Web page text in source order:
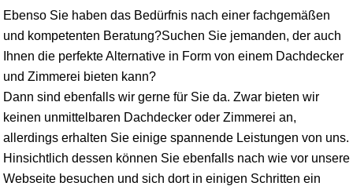
Ebenso Sie haben das Bedürfnis nach einer fachgemäßen
und kompetenten Beratung?Suchen Sie jemanden, der auch
Ihnen die perfekte Alternative in Form von einem Dachdecker
und Zimmerei bieten kann?
Dann sind ebenfalls wir gerne für Sie da. Zwar bieten wir
keinen unmittelbaren Dachdecker oder Zimmerei an,
allerdings erhalten Sie einige spannende Leistungen von uns.
Hinsichtlich dessen können Sie ebenfalls nach wie vor unsere
Webseite besuchen und sich dort in einigen Schritten ein